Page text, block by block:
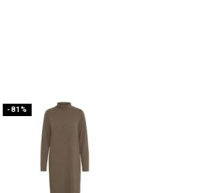
-81%